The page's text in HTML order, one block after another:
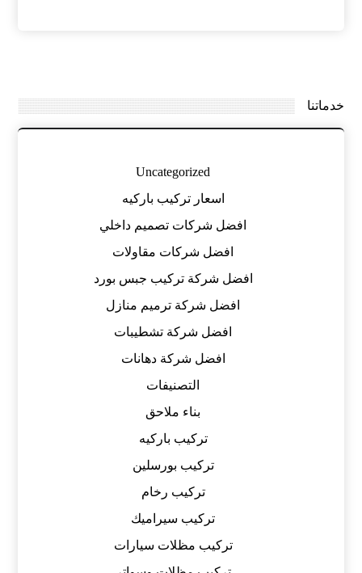
خدماتنا
Uncategorized
اسعار تركيب باركيه
افضل شركات تصميم داخلي
افضل شركات مقاولات
افضل شركة تركيب جبس بورد
افضل شركة ترميم منازل
افضل شركة تشطيبات
افضل شركة دهانات
التصنيفات
بناء ملاحق
تركيب باركيه
تركيب بورسلين
تركيب رخام
تركيب سيراميك
تركيب مظلات سيارات